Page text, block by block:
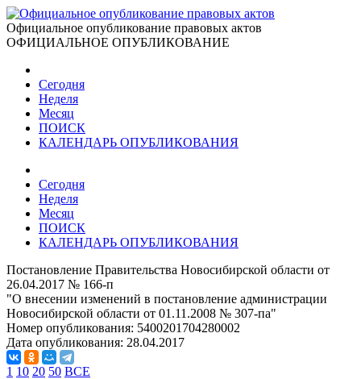
Официальное опубликование правовых актов
ОФИЦИАЛЬНОЕ ОПУБЛИКОВАНИЕ
Сегодня
Неделя
Месяц
ПОИСК
КАЛЕНДАРЬ ОПУБЛИКОВАНИЯ
Сегодня
Неделя
Месяц
ПОИСК
КАЛЕНДАРЬ ОПУБЛИКОВАНИЯ
Постановление Правительства Новосибирской области от
26.04.2017 № 166-п
"О внесении изменений в постановление администрации
Новосибирской области от 01.11.2008 № 307-па"
Номер опубликования: 5400201704280002
Дата опубликования: 28.04.2017
1 10 20 50 ВСЕ